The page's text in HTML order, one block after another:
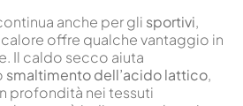
anche per gli sportivi,
offre qualche vantaggio in
Il caldo secco aiuta
smaltimento dell’acido lattico,
profondità nei tessuti